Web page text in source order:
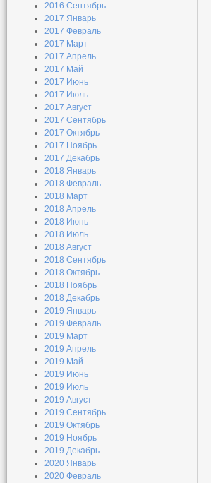
2016 Сентябрь
2017 Январь
2017 Февраль
2017 Март
2017 Апрель
2017 Май
2017 Июнь
2017 Июль
2017 Август
2017 Сентябрь
2017 Октябрь
2017 Ноябрь
2017 Декабрь
2018 Январь
2018 Февраль
2018 Март
2018 Апрель
2018 Июнь
2018 Июль
2018 Август
2018 Сентябрь
2018 Октябрь
2018 Ноябрь
2018 Декабрь
2019 Январь
2019 Февраль
2019 Март
2019 Апрель
2019 Май
2019 Июнь
2019 Июль
2019 Август
2019 Сентябрь
2019 Октябрь
2019 Ноябрь
2019 Декабрь
2020 Январь
2020 Февраль